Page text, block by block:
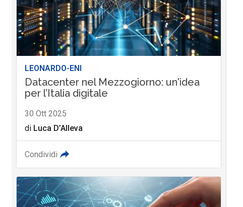
LEONARDO-ENI
Datacenter nel Mezzogiorno: un'idea
per l’Italia digitale
30 Ott 2025
di Luca D’Alleva
Condividi